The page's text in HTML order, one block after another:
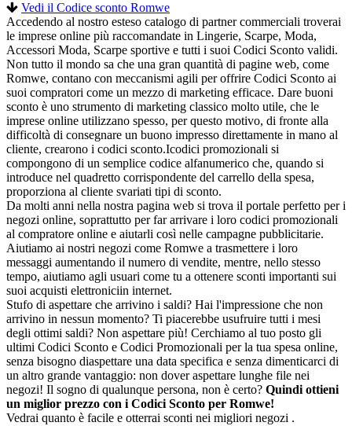
Vedi il Codice sconto Romwe
Accedendo al nostro esteso catalogo di partner commerciali troverai
le imprese online più raccomandate in Lingerie, Scarpe, Moda,
Accessori Moda, Scarpe sportive e tutti i suoi Codici Sconto validi.
Non tutto il mondo sa che una gran quantità di pagine web, come
Romwe, contano con meccanismi agili per offrire Codici Sconto ai
suoi compratori come un mezzo di marketing efficace. Dare buoni
sconto è uno strumento di marketing classico molto utile, che le
imprese online utilizzano spesso, per questo motivo, di fronte alla
difficoltà di consegnare un buono impresso direttamente in mano al
cliente, crearono i codici sconto.Icodici promozionali si
compongono di un semplice codice alfanumerico che, quando si
introduce nel quadretto corrispondente del carrello della spesa,
proporziona al cliente svariati tipi di sconto.
Da molti anni nella nostra pagina web si trova il portale perfetto per i
negozi online, soprattutto per far arrivare i loro codici promozionali
al compratore online e aiutarli così nelle campagne pubblicitarie.
Aiutiamo ai nostri negozi come Romwe a trasmettere i loro
messaggi aumentando il numero di vendite, mentre, nello stesso
tempo, aiutiamo agli usuari come tu a ottenere sconti importanti sui
suoi acquisti elettroniciin internet.
Stufo di aspettare che arrivino i saldi? Hai l'impressione che non
arrivino in nessun momento? Ti piacerebbe usufruire tutti i mesi
degli ottimi saldi? Non aspettare più! Cerchiamo al tuo posto gli
ultimi Codici Sconto e Codici Promozionali per la tua spesa online,
senza bisogno diaspettare una data specifica e senza dimenticarci di
un altro grande vantaggio: non dover aspettare lunghe file nei
negozi! Il sogno di qualunque persona, non è certo? Quindi ottieni
un miglior prezzo con i Codici Sconto per Romwe!
Vedrai quanto è facile e otterrai sconti nei migliori negozi .